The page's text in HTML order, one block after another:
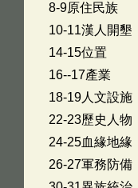
8-9原住民族
10-11漢人開墾
14-15位置
16--17產業
18-19人文設施
22-23歷史人物
24-25血緣地緣
26-27軍務防備